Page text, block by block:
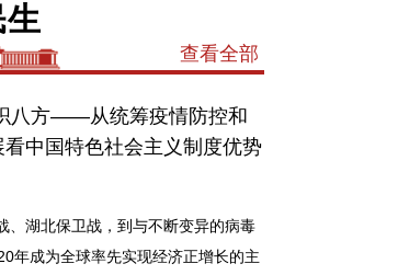
生
查看全部
八方——从统筹疫情防控和
中国特色社会主义制度优势
、湖北保卫战，到与不断变异的病毒
年成为全球率先实现经济正增长的主